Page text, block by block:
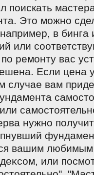
поискать
Это можно
например, в
или
ремонту вас
Если цена
случае вам
нужно
вашим любимым
или